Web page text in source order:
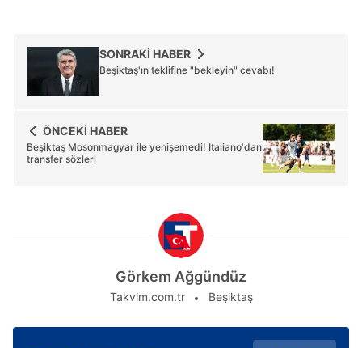
SONRAKİ HABER
Beşiktaş'ın teklifine "bekleyin" cevabı!
ÖNCEKİ HABER
Beşiktaş Mosonmagyar ile yenişemedi! Italiano'dan
transfer sözleri
Görkem Ağgündüz
Takvim.com.tr Beşiktaş